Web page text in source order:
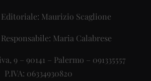
Maurizio Scaglione
Maria Calabrese
9 – 90141 – Palermo – 091335557
P.IVA: 06334930820